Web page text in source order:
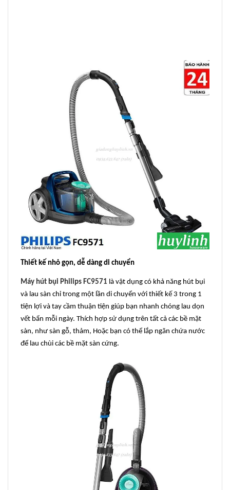
Thiết kế nhỏ gọn, dễ dàng di chuyển
Máy hút bụi Philips FC9571 là vật dụng có khả năng hút bụi
và lau sàn chỉ trong một lần di chuyển với thiết kế 3 trong 1
tiện lợi và tay cầm thuận tiện giúp bạn nhanh chóng lau dọn
vết bẩn mỗi ngày. Thích hợp sử dụng trên tất cả các bề mặt
sàn, như sàn gỗ, thảm, Hoặc bạn có thể lắp ngăn chứa nước
để lau chùi các bề mặt sàn cứng.